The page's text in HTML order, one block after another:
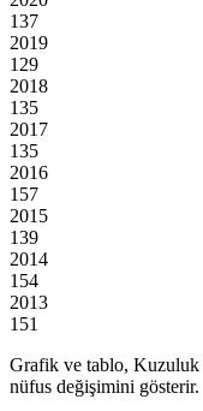
137
2019
129
2018
135
2017
135
2016
157
2015
139
2014
154
2013
151
Grafik ve tablo, Kuzuluk
nüfus değişimini gösterir.